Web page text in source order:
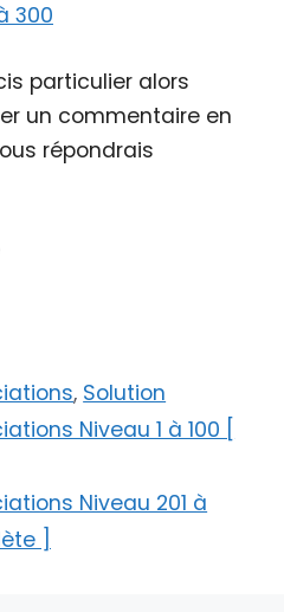
300
particulier alors
un commentaire en
répondrais
, Solution
Niveau 1 à 100 [
Niveau 201 à
]